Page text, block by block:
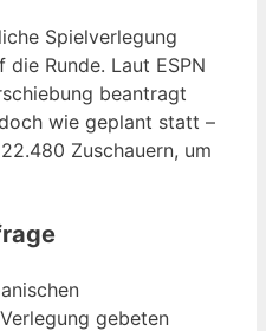
Spielverlegung
Runde. Laut ESPN
beantragt
wie geplant statt –
Zuschauern, um
gebeten